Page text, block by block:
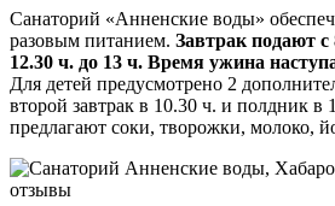
Санаторий «Анненские воды»
разовым питанием. Завтрак подают с
12.30 ч. до 13 ч. Время ужина
Для детей предусмотрено 2
второй завтрак в 10.30 ч. и полдник в
предлагают соки, творожки, молоко,